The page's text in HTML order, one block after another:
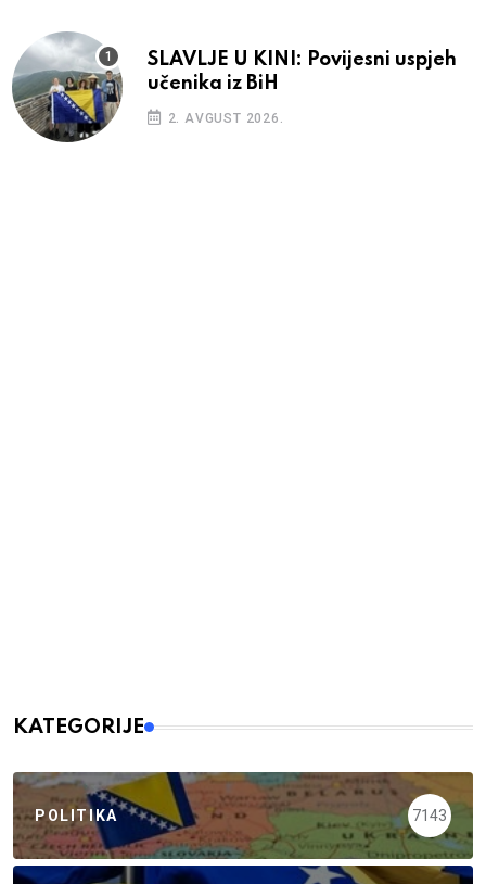
SLAVLJE U KINI: Povijesni uspjeh
učenika iz BiH
2. AVGUST 2026.
KATEGORIJE
POLITIKA 7143